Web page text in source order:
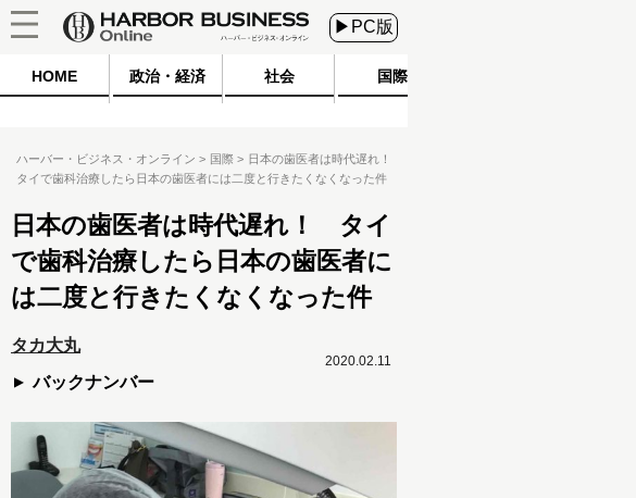
▶PC版
HOME 政治・経済 社会 国際
ハーバー・ビジネス・オンライン 国際
日本の歯医者は時代遅れ！
タイで歯科治療したら日本の歯医者には二度と行きたくなくなった件
日本の歯医者は時代遅れ！ タイ
で歯科治療したら日本の歯医者に
は二度と行きたくなくなった件
タカ大丸
バックナンバー
2020.02.11